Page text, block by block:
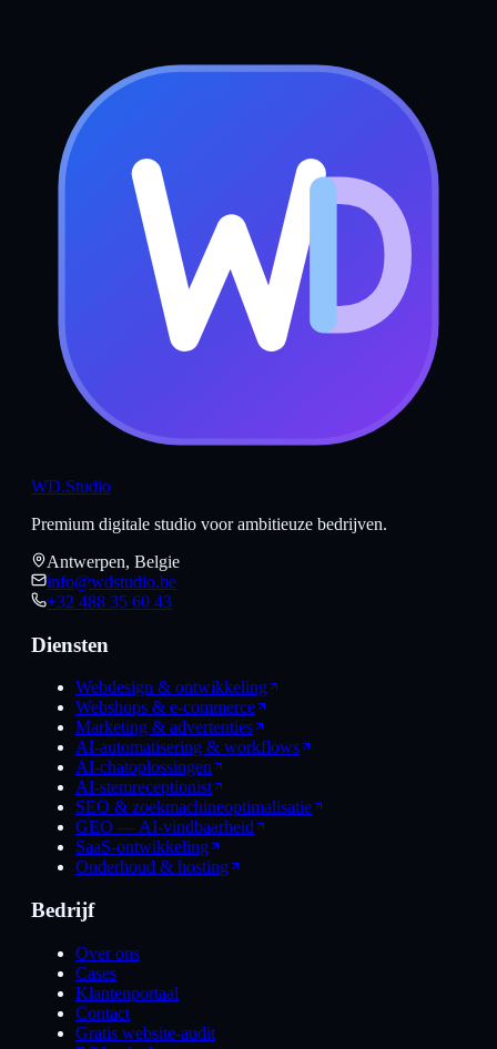
WD.Studio
Premium digitale studio voor ambitieuze bedrijven.
Antwerpen, Belgie
info@wdstudio.be
+32 488 35 60 43
Diensten
Webdesign & ontwikkeling
Webshops & e-commerce
Marketing & advertenties
AI-automatisering & workflows
AI-chatoplossingen
AI-stemreceptionist
SEO & zoekmachineoptimalisatie
GEO — AI-vindbaarheid
SaaS-ontwikkeling
Onderhoud & hosting
Bedrijf
Over ons
Cases
Klantenportaal
Contact
Gratis website-audit